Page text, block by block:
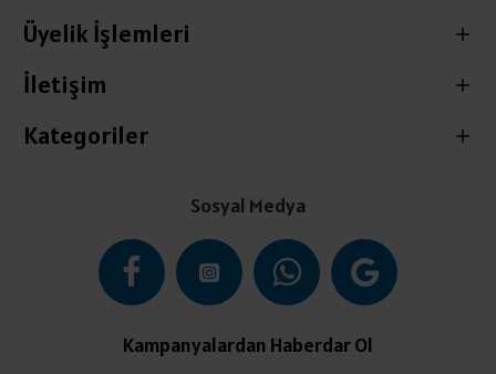
Üyelik İşlemleri
İletişim
Kategoriler
Sosyal Medya
Kampanyalardan Haberdar Ol